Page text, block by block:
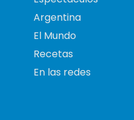
Argentina
El Mundo
Recetas
En las redes